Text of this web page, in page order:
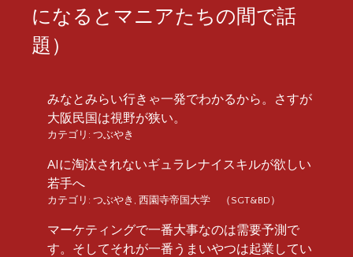
になるとマニアたちの間で話
題）
みなとみらい行きゃ一発でわかるから。さすが
大阪民国は視野が狭い。
カテゴリ: つぶやき
AIに淘汰されないギュラレナイスキルが欲しい
若手へ
カテゴリ: つぶやき 西園寺帝国大学 （SGT&BD）
マーケティングで一番大事なのは需要予測で
す。そしてそれが一番うまいやつは起業してい